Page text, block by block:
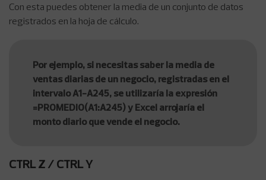
Con esta puedes obtener la media de un conjunto de datos
registrados en la hoja de cálculo.
Por ejemplo, si necesitas saber la media de
ventas diarias de un negocio, registradas en el
intervalo A1-A245, se utilizaría la expresión
=PROMEDIO(A1:A245) y Excel arrojaría el
monto diario que vende el negocio.
CTRL Z / CTRL Y